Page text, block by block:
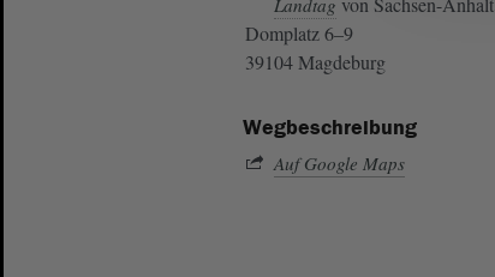
Landtag
Domplatz 6–9
39104 Magdeburg
Wegbeschreibung
Auf Google Maps